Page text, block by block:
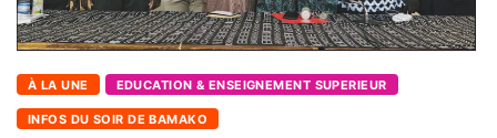
À LA UNE EDUCATION & ENSEIGNEMENT SUPERIEUR
INFOS DU SOIR DE BAMAKO